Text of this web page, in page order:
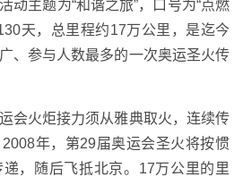
动主题为“和谐之旅”，口号为“点燃
天，总里程约17万公里，是迄今
、参与人数最多的一次奥运圣火传
会火炬接力须从雅典取火，连续传
年，第29届奥运会圣火将按惯
，随后飞抵北京。17万公里的里